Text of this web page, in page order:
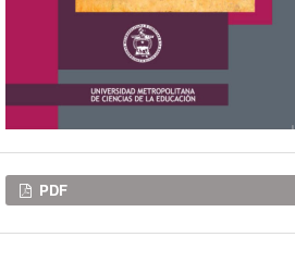
Descargas
PDF